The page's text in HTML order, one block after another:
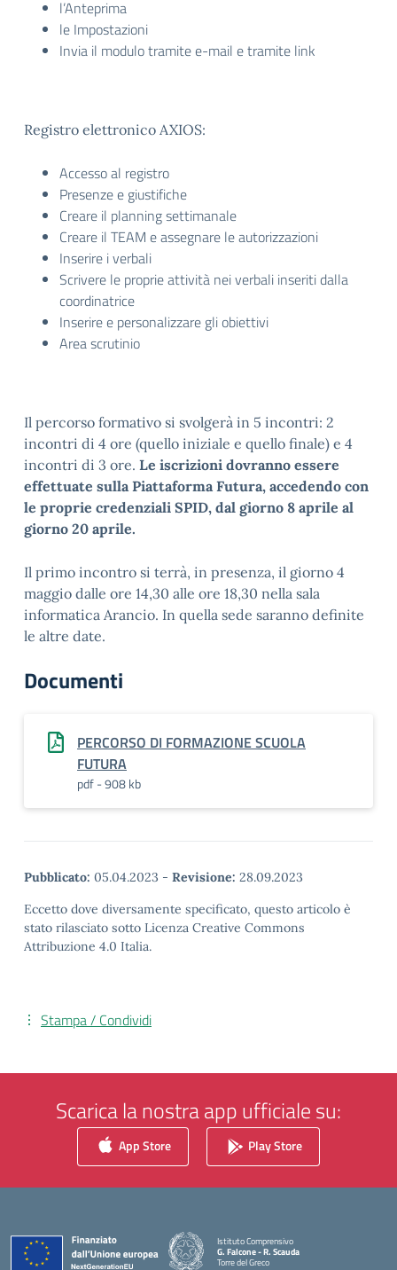
l’Anteprima
le Impostazioni
Invia il modulo tramite e-mail e tramite link
Registro elettronico AXIOS:
Accesso al registro
Presenze e giustifiche
Creare il planning settimanale
Creare il TEAM e assegnare le autorizzazioni
Inserire i verbali
Scrivere le proprie attività nei verbali inseriti dalla
coordinatrice
Inserire e personalizzare gli obiettivi
Area scrutinio
Il percorso formativo si svolgerà in 5 incontri: 2
incontri di 4 ore (quello iniziale e quello finale) e 4
incontri di 3 ore. Le iscrizioni dovranno essere
effettuate sulla Piattaforma Futura, accedendo con
le proprie credenziali SPID, dal giorno 8 aprile al
giorno 20 aprile.
Il primo incontro si terrà, in presenza, il giorno 4
maggio dalle ore 14,30 alle ore 18,30 nella sala
informatica Arancio. In quella sede saranno definite
le altre date.
Documenti
PERCORSO DI FORMAZIONE SCUOLA
FUTURA
pdf - 908 kb
Pubblicato: 05.04.2023 - Revisione: 28.09.2023
Eccetto dove diversamente specificato, questo articolo è
stato rilasciato sotto Licenza Creative Commons
Attribuzione 4.0 Italia.
Stampa / Condividi
Scarica la nostra app ufficiale su:
App Store Play Store
Istituto Comprensivo
G. Falcone - R. Scauda
Torre del Greco